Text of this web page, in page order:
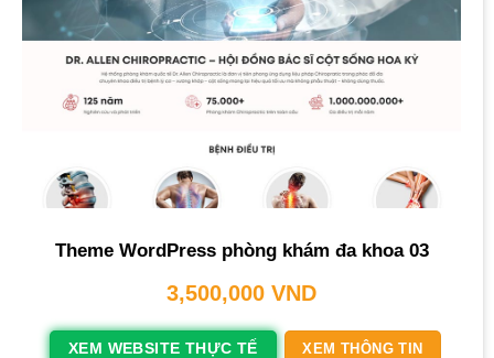
Theme WordPress phòng khám đa khoa 03
3,500,000 VND
XEM WEBSITE THỰC TẾ XEM THÔNG TIN